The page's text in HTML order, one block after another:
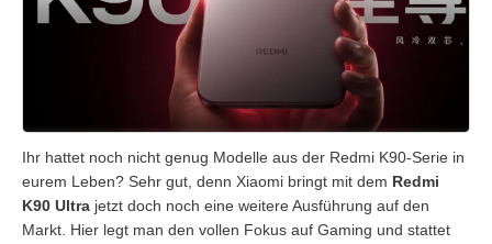
Ihr hattet noch nicht genug Modelle aus der Redmi K90-Serie in
eurem Leben? Sehr gut, denn Xiaomi bringt mit dem Redmi
K90 Ultra jetzt doch noch eine weitere Ausführung auf den
Markt. Hier legt man den vollen Fokus auf Gaming und stattet